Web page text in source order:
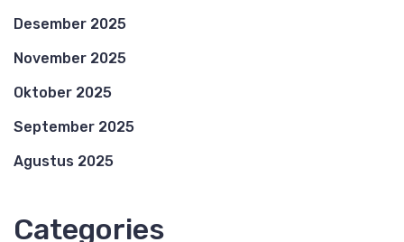
Desember 2025
November 2025
Oktober 2025
September 2025
Agustus 2025
Categories